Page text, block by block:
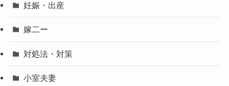
妊娠・出産
嫁二ー
対処法・対策
小室夫妻